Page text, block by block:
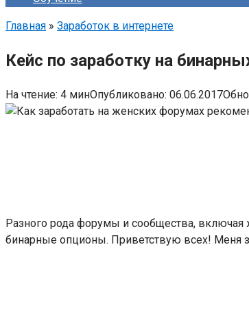
Главная » Заработок в интернете
Кейс по заработку на
На чтение: 4 минОпубликовано: 06.06.2017
Разного рода форумы и сообщества, включая
бинарные опционы. Приветствую всех! Меня